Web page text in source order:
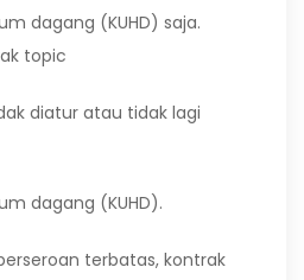
dagang (KUHD) saja.
topic
diatur atau tidak lagi
dagang (KUHD).
terbatas, kontrak